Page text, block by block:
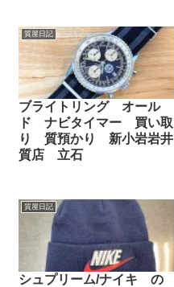
質屋日記
ブライトリング オール
ド ナビタイマー 買い取
り 質預かり 新小岩岩井
質店 立石
質屋日記
シュプリーム/ナイキ の